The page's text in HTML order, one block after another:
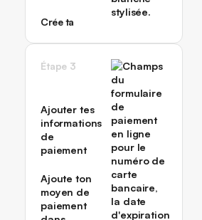
Crée ta
Campagne
Crée ta
première
Étape 3
Ajouter tes
informations
de
paiement
Ajoute ton
moyen de
paiement